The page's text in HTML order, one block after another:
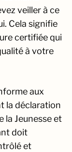
pfz.html
pfz.html
veiller à ce
Cela signifie
certifiée qui
à votre
aux
la déclaration
la Jeunesse et
doit
et